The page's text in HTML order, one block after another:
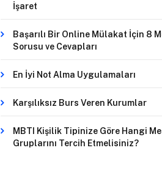
İşaret
Başarılı Bir Online Mülakat İçin 8
Sorusu ve Cevapları
En İyi Not Alma Uygulamaları
Karşılıksız Burs Veren Kurumlar
MBTI Kişilik Tipinize Göre Hangi
Gruplarını Tercih Etmelisiniz?